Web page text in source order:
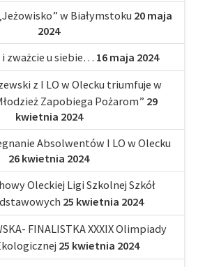
w Białymstoku 20 maja
2024
i zważcie u siebie… 16 maja 2024
z I LO w Olecku triumfuje w
Zapobiega Pożarom” 29
kwietnia 2024
Absolwentów I LO w Olecku
26 kwietnia 2024
Oleckiej Ligi Szkolnej Szkół
25 kwietnia 2024
FINALISTKA XXXIX Olimpiady
25 kwietnia 2024